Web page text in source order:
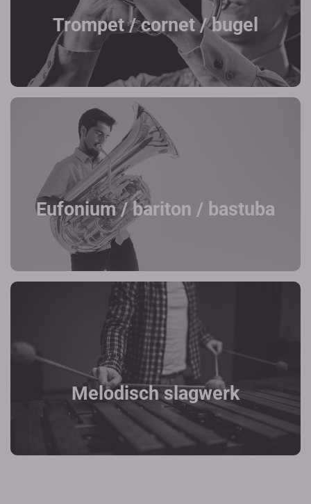
Trompet / cornet / bugel
Eufonium / bariton / bastuba
Melodisch slagwerk